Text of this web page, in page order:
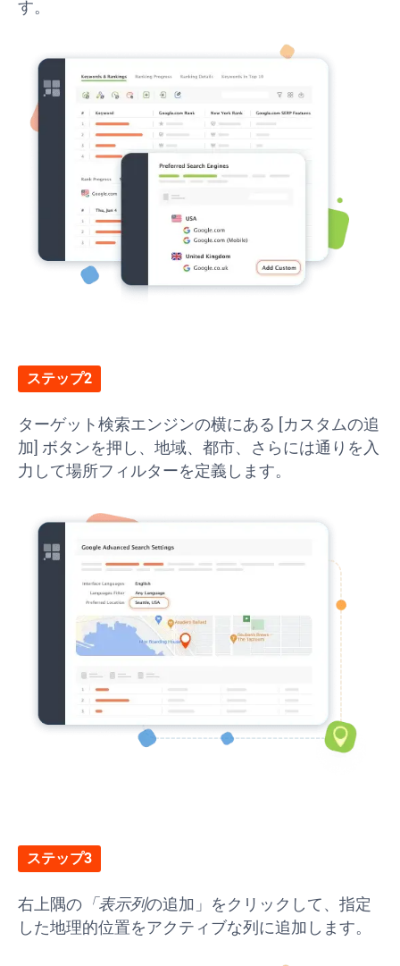
す。
ステップ2
ターゲット検索エンジンの横にある [カスタムの追
加] ボタンを押し、地域、都市、さらには通りを入
力して場所フィルターを定義します。
ステップ3
右上隅の 「表示列の追加」をクリックして、指定
した地理的位置をアクティブな列に追加します。